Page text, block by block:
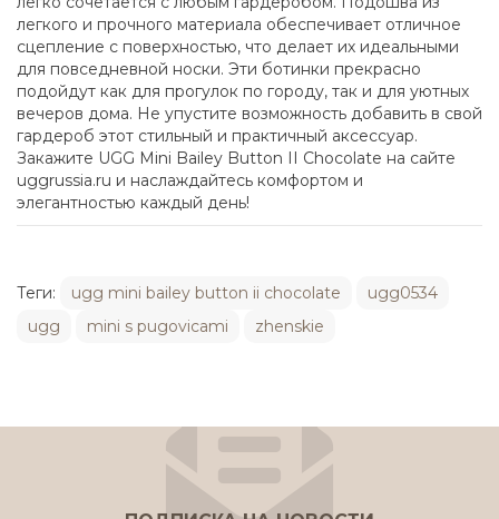
легкого и прочного материала обеспечивает отличное
сцепление с поверхностью, что делает их идеальными
для повседневной носки. Эти ботинки прекрасно
подойдут как для прогулок по городу, так и для уютных
вечеров дома. Не упустите возможность добавить в свой
гардероб этот стильный и практичный аксессуар.
Закажите UGG Mini Bailey Button II Chocolate на сайте
uggrussia.ru и наслаждайтесь комфортом и
элегантностью каждый день!
Теги: ugg mini bailey button ii chocolate
ugg0534
ugg
mini s pugovicami zhenskie